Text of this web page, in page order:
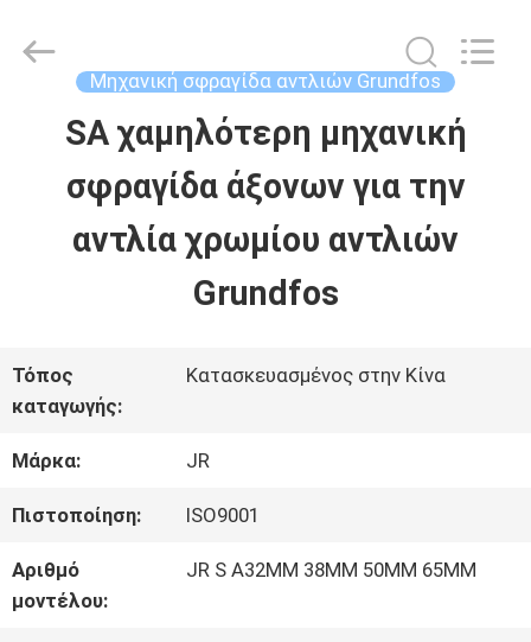
ΣΠΊΤΙ
ΠΡΟΪΌΝΤΑ
ΠΕΡΊΠΟΥ
ΕΜΕΊΣ
ΕΡΓΟΣΤΑΣΊΩΝ
International
Μηχανική σφραγίδα αντλιών Grundfos
SA χαμηλότερη μηχανική
σφραγίδα άξονων για την
αντλία χρωμίου αντλιών
Grundfos
Τόπος
καταγωγής:
Κατασκευασμένος στην Κίνα
Μάρκα: JR
Πιστοποίηση: ISO9001
Αριθμό
μοντέλου:
JR S A32MM 38MM 50MM 65MM